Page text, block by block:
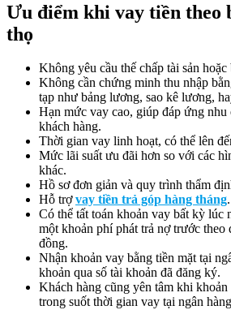
Ưu điểm khi vay tiền theo
thọ
Không yêu cầu thế chấp tài sản
Không cần chứng minh thu nhập
tạp như bảng lương, sao kê lương,
Hạn mức vay cao, giúp đáp ứng nhu
khách hàng.
Thời gian vay linh hoạt, có thể lên
Mức lãi suất ưu đãi hơn so với các
khác.
Hồ sơ đơn giản và quy trình thẩm
Hỗ trợvay tiền trả góp hàng tháng.
Có thể tất toán khoản vay bất kỳ lúc
một khoản phí phát trả nợ trước
đồng.
Nhận khoản vay bằng tiền mặt tại
khoản qua số tài khoản đã đăng ký.
Khách hàng cũng yên tâm khi
trong suốt thời gian vay tại ngân